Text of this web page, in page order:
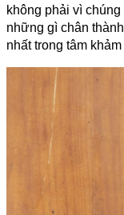
không phải vì
những gì chân
nhất trong tâm khảm